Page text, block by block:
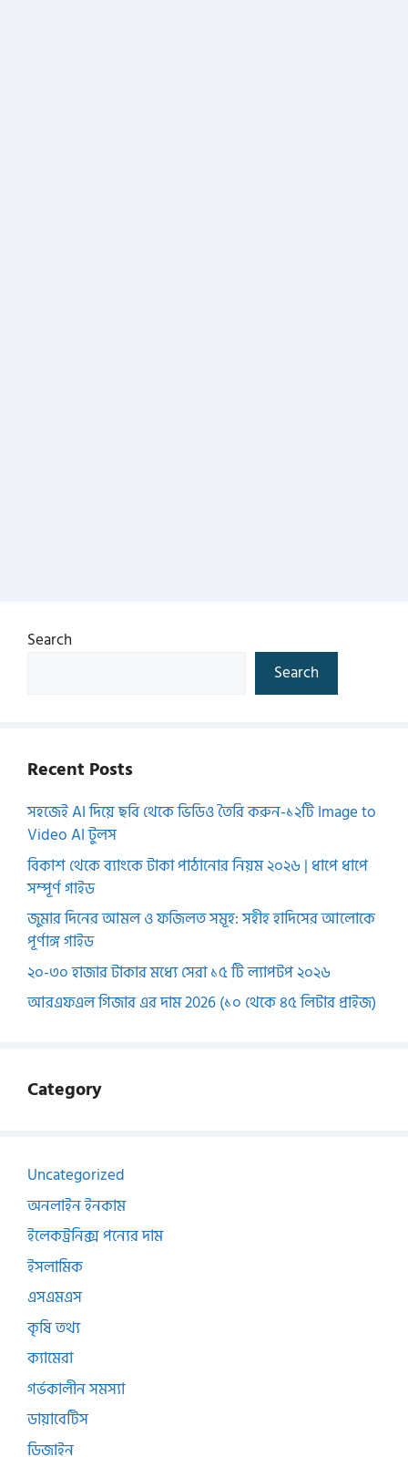
Search
Search
Recent Posts
সহজেই AI দিয়ে ছবি থেকে ভিডিও তৈরি করুন-১২টি Image to
Video AI টুলস
বিকাশ থেকে ব্যাংকে টাকা পাঠানোর নিয়ম ২০২৬ | ধাপে ধাপে
সম্পূর্ণ গাইড
জুমার দিনের আমল ও ফজিলত সমূহ: সহীহ হাদিসের আলোকে
পূর্ণাঙ্গ গাইড
২০-৩০ হাজার টাকার মধ্যে সেরা ১৫ টি ল্যাপটপ ২০২৬
আরএফএল গিজার এর দাম 2026 (১০ থেকে ৪৫ লিটার প্রাইজ)
Category
Uncategorized
অনলাইন ইনকাম
ইলেকট্রনিক্স পন্যের দাম
ইসলামিক
এসএমএস
কৃষি তথ্য
ক্যামেরা
গর্ভকালীন সমস্যা
ডায়াবেটিস
ডিজাইন